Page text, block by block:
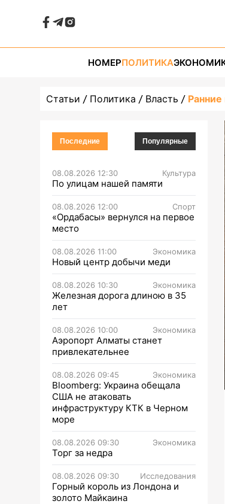
НОМЕРПОЛИТИКА
Статьи Политика Власть Ранние
Последние Популярные
08.08.2026 12:30 Культура
По улицам нашей памяти
08.08.2026 12:00 Спорт
«Ордабасы» вернулся на первое
место
08.08.2026 11:00 Экономика
Новый центр добычи меди
08.08.2026 10:30 Экономика
Железная дорога длиною в 35
лет
08.08.2026 10:00 Экономика
Аэропорт Алматы станет
привлекательнее
08.08.2026 09:45 Экономика
Bloomberg: Украина обещала
США не атаковать
инфраструктуру КТК в Черном
море
08.08.2026 09:30 Экономика
Торг за недра
08.08.2026 09:30 Исследования
Горный король из Лондона и
золото Майкаина